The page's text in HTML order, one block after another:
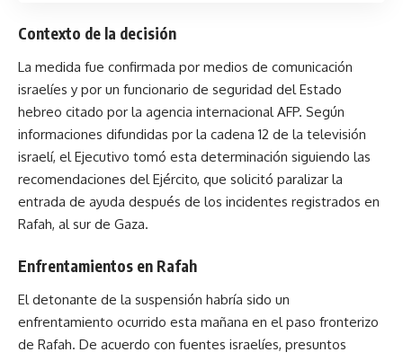
Contexto de la decisión
La medida fue confirmada por medios de comunicación
israelíes y por un funcionario de seguridad del Estado
hebreo citado por la agencia internacional AFP. Según
informaciones difundidas por la cadena 12 de la televisión
israelí, el Ejecutivo tomó esta determinación siguiendo las
recomendaciones del Ejército, que solicitó paralizar la
entrada de ayuda después de los incidentes registrados en
Rafah, al sur de Gaza.
Enfrentamientos en Rafah
El detonante de la suspensión habría sido un
enfrentamiento ocurrido esta mañana en el paso fronterizo
de Rafah. De acuerdo con fuentes israelíes, presuntos